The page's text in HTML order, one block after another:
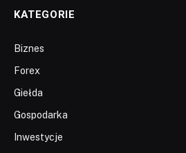
KATEGORIE
Biznes
Forex
Giełda
Gospodarka
Inwestycje